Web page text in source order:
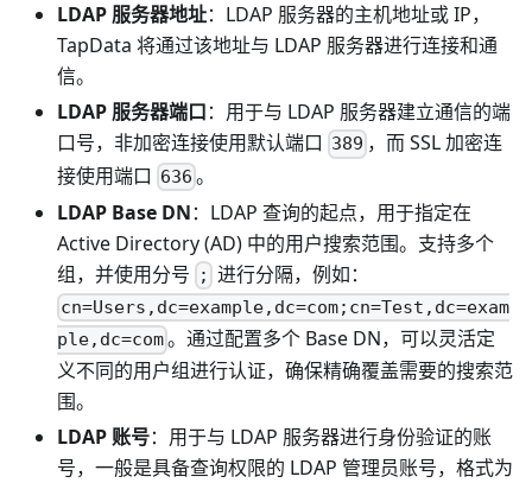
LDAP 服务器地址：LDAP 服务器的主机地址或 IP，
TapData 将通过该地址与 LDAP 服务器进行连接和通
信。
LDAP 服务器端口：用于与 LDAP 服务器建立通信的端
口号，非加密连接使用默认端口 389 ，而 SSL 加密连
接使用端口 636 。
LDAP Base DN：LDAP 查询的起点，用于指定在
Active Directory (AD) 中的用户搜索范围。支持多个
组，并使用分号
; 进行分隔，例如：
cn=Users,dc=example,dc=com;cn=Test,dc=exam
ple,dc=com。通过配置多个 Base DN，可以灵活定
义不同的用户组进行认证，确保精确覆盖需要的搜索范
围。
LDAP 账号：用于与 LDAP 服务器进行身份验证的账
号，一般是具备查询权限的 LDAP 管理员账号，格式为